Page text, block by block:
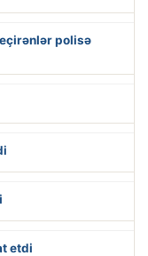
polisə
etdi